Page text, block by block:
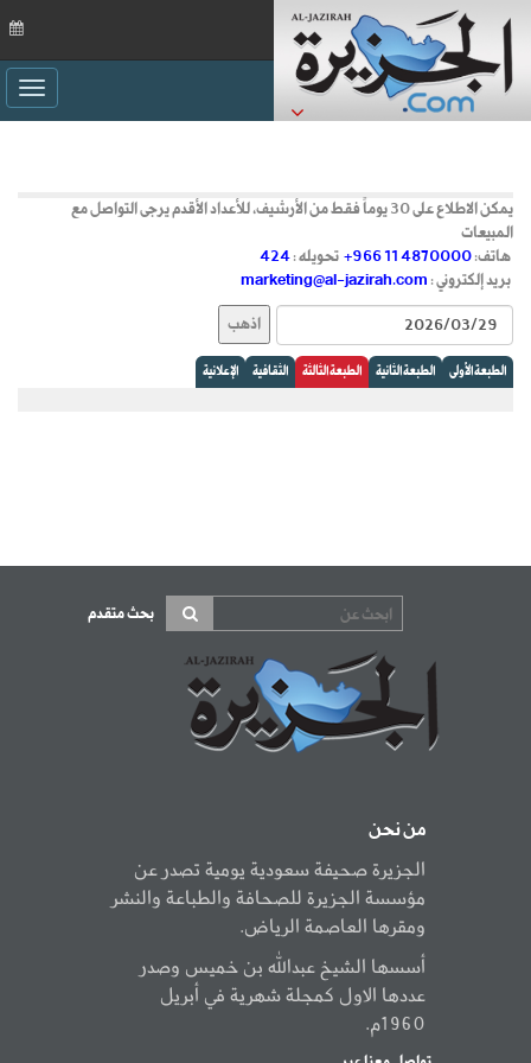
يمكن الاطلاع على 30 يوماً فقط من الأرشيف، للأعداد الأقدم يرجى التواصل مع
المبيعات
هاتف: +966 11 4870000 تحويله : 424
بريد إلكتروني : marketing@al-jazirah.com
الطبعة الأولى الطبعة الثانية الطبعة الثالثة الثقافية الإعلانية
بحث متقدم
من نحن
الجزيرة صحيفة سعودية يومية تصدر عن
مؤسسة الجزيرة للصحافة والطباعة والنشر
ومقرها العاصمة الرياض.
أسسها الشيخ عبدالله بن خميس وصدر
عددها الاول كمجلة شهرية في أبريل
1960م.